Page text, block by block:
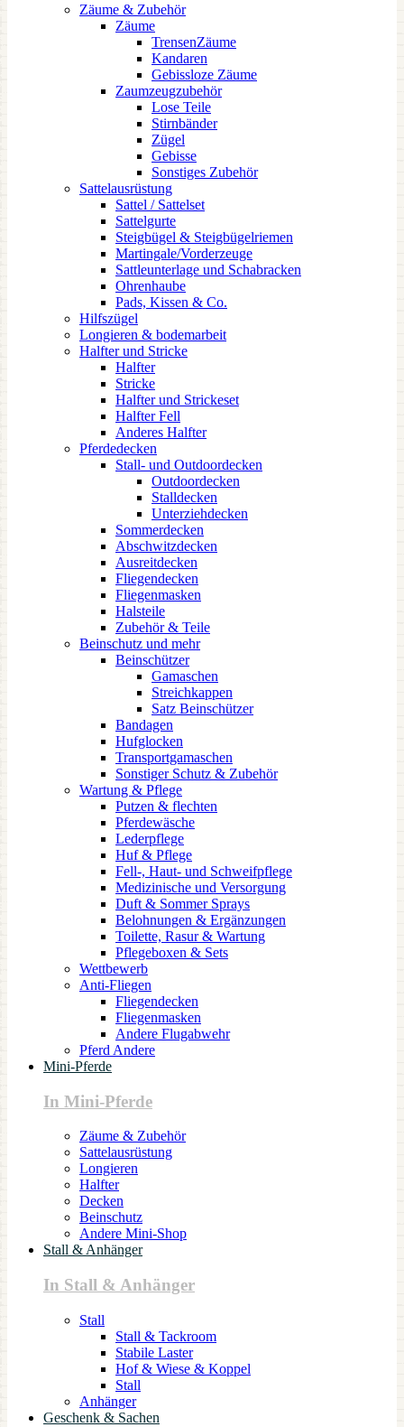
Zäume & Zubehör
Zäume
TrensenZäume
Kandaren
Gebissloze Zäume
Zaumzeugzubehör
Lose Teile
Stirnbänder
Zügel
Gebisse
Sonstiges Zubehör
Sattelausrüstung
Sattel / Sattelset
Sattelgurte
Steigbügel & Steigbügelriemen
Martingale/Vorderzeuge
Sattleunterlage und Schabracken
Ohrenhaube
Pads, Kissen & Co.
Hilfszügel
Longieren & bodemarbeit
Halfter und Stricke
Halfter
Stricke
Halfter und Strickeset
Halfter Fell
Anderes Halfter
Pferdedecken
Stall- und Outdoordecken
Outdoordecken
Stalldecken
Unterziehdecken
Sommerdecken
Abschwitzdecken
Ausreitdecken
Fliegendecken
Fliegenmasken
Halsteile
Zubehör & Teile
Beinschutz und mehr
Beinschützer
Gamaschen
Streichkappen
Satz Beinschützer
Bandagen
Hufglocken
Transportgamaschen
Sonstiger Schutz & Zubehör
Wartung & Pflege
Putzen & flechten
Pferdewäsche
Lederpflege
Huf & Pflege
Fell-, Haut- und Schweifpflege
Medizinische und Versorgung
Duft & Sommer Sprays
Belohnungen & Ergänzungen
Toilette, Rasur & Wartung
Pflegeboxen & Sets
Wettbewerb
Anti-Fliegen
Fliegendecken
Fliegenmasken
Andere Flugabwehr
Pferd Andere
Mini-Pferde
In Mini-Pferde
Zäume & Zubehör
Sattelausrüstung
Longieren
Halfter
Decken
Beinschutz
Andere Mini-Shop
Stall & Anhänger
In Stall & Anhänger
Stall
Stall & Tackroom
Stabile Laster
Hof & Wiese & Koppel
Stall
Anhänger
Geschenk & Sachen